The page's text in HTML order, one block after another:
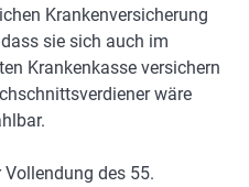
Krankenversicherung
sie sich auch im
Krankenkasse versichern
wäre
des 55.